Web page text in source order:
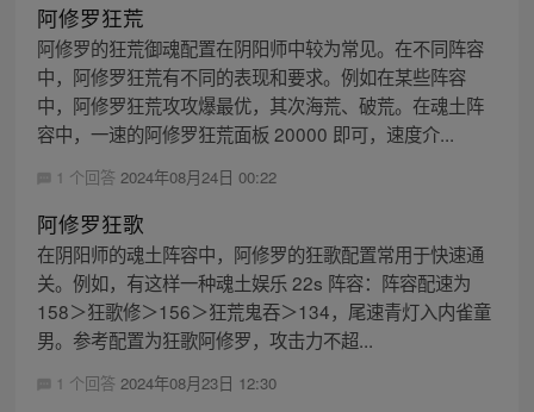
阿修罗狂荒
阿修罗的狂荒御魂配置在阴阳师中较为常见。在不同阵容
中，阿修罗狂荒有不同的表现和要求。例如在某些阵容
中，阿修罗狂荒攻攻爆最优，其次海荒、破荒。在魂土阵
容中，一速的阿修罗狂荒面板 20000 即可，速度介...
1 个回答 2024年08月24日 00:22
阿修罗狂歌
在阴阳师的魂土阵容中，阿修罗的狂歌配置常用于快速通
关。例如，有这样一种魂土娱乐 22s 阵容：阵容配速为
158＞狂歌修＞156＞狂荒鬼吞＞134，尾速青灯入内雀童
男。参考配置为狂歌阿修罗，攻击力不超...
1 个回答 2024年08月23日 12:30